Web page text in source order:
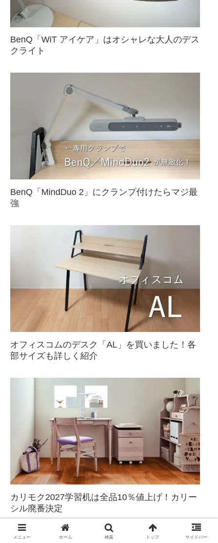
BenQ「WiT アイケア」はオシャレな大人のデス
クライト
BenQ「MindDuo 2」にクランプ付けたらマジ最
強
オフィスコムのデスク「AL」を買いました！各
部サイズも詳しく紹介
カリモク2027学習机は全品10％値上げ！カリー
シル廃番決定
メニュー ホーム 検索 トップ サイドバー